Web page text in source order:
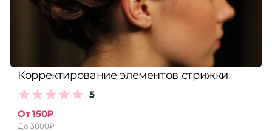
Корректирование элементов стрижки
5
От 150₽
До 3800₽